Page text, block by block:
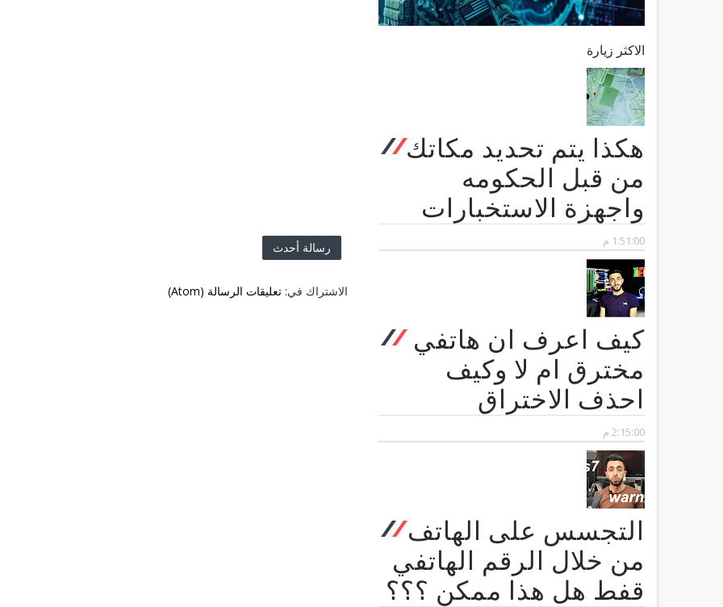
رسالة أحدث
الاشتراك في: تعليقات الرسالة (Atom)
الاكثر زيارة
هكذا يتم تحديد مكاتك
من قبل الحكومه
واجهزة الاستخبارات
1:51:00 م
كيف اعرف ان هاتفي
مخترق ام لا وكيف
احذف الاختراق
2:15:00 م
التجسس على الهاتف
من خلال الرقم الهاتفي
قفط هل هذا ممكن ؟؟؟